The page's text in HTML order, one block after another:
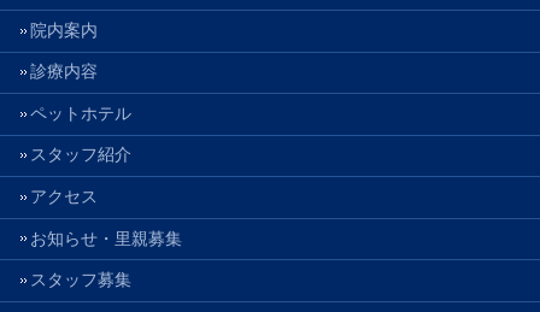
院内案内
診療内容
ペットホテル
スタッフ紹介
アクセス
お知らせ・里親募集
スタッフ募集